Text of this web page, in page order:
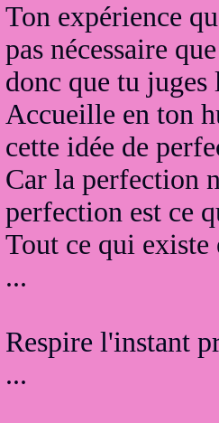
Ton expérience
pas nécessaire
donc que tu juges
Accueille en ton
cette idée de
Car la perfection
perfection est ce
Tout ce qui existe
...
Respire l'instant
...